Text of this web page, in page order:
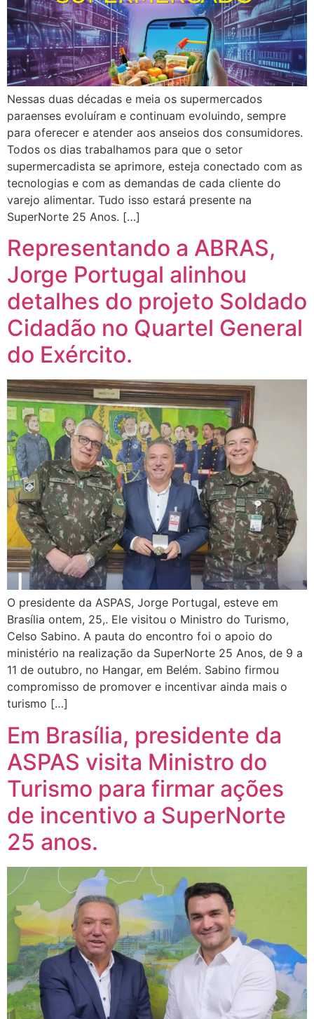
Nessas duas décadas e meia os supermercados
paraenses evoluíram e continuam evoluindo, sempre
para oferecer e atender aos anseios dos consumidores.
Todos os dias trabalhamos para que o setor
supermercadista se aprimore, esteja conectado com as
tecnologias e com as demandas de cada cliente do
varejo alimentar. Tudo isso estará presente na
SuperNorte 25 Anos. […]
Representando a ABRAS,
Jorge Portugal alinhou
detalhes do projeto Soldado
Cidadão no Quartel General
do Exército.
O presidente da ASPAS, Jorge Portugal, esteve em
Brasília ontem, 25,. Ele visitou o Ministro do Turismo,
Celso Sabino. A pauta do encontro foi o apoio do
ministério na realização da SuperNorte 25 Anos, de 9 a
11 de outubro, no Hangar, em Belém. Sabino firmou
compromisso de promover e incentivar ainda mais o
turismo […]
Em Brasília, presidente da
ASPAS visita Ministro do
Turismo para firmar ações
de incentivo a SuperNorte
25 anos.